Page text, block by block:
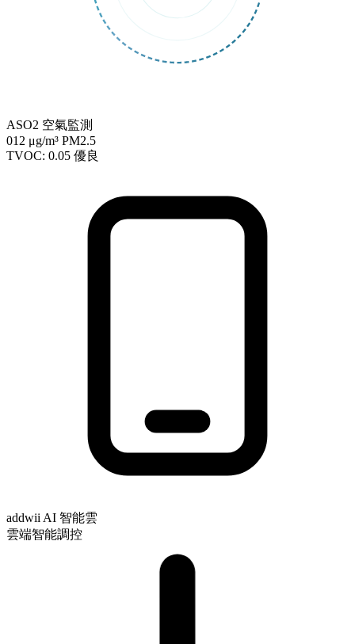
ASO2 空氣監測
012 μg/m³ PM2.5
TVOC: 0.05 優良
addwii AI 智能雲
雲端智能調控